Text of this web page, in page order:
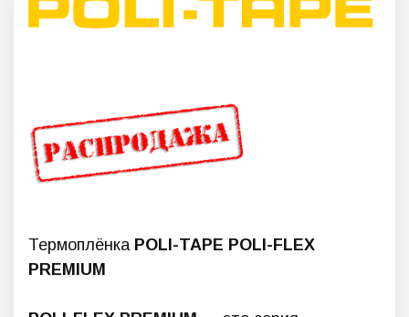
Термоплёнка POLI-TAPE POLI-FLEX
PREMIUM